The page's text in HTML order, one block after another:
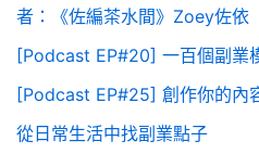
者：《佐編茶水間》Zoey佐依
[Podcast EP#20] 一百個副業
[Podcast EP#25] 創作你的內
從日常生活中找副業點子